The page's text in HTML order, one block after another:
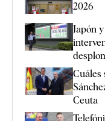
2026
Japón
Cuáles
Ceuta